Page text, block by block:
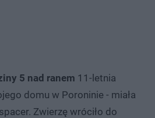
5 nad ranem 11-letnia
domu w Poroninie - miała
Zwierzę wróciło do